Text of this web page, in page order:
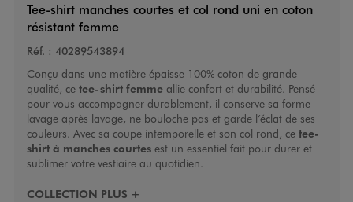
Tee-shirt manches courtes et col rond uni en coton
résistant femme
Réf. : 40289543894
Conçu dans une matière épaisse 100% coton de grande
qualité, ce tee-shirt femmeallie confort et durabilité. Pensé
pour vous accompagner durablement, il conserve sa forme
lavage après lavage, ne bouloche pas et garde l’éclat de ses
couleurs. Avec sa coupe intemporelle et son col rond, ce tee-
shirt à manches courtesest un essentiel fait pour durer et
sublimer votre vestiaire au quotidien.
COLLECTION PLUS +